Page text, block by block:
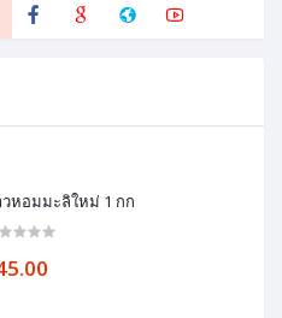
หอมมะลิใหม่ 1 กก